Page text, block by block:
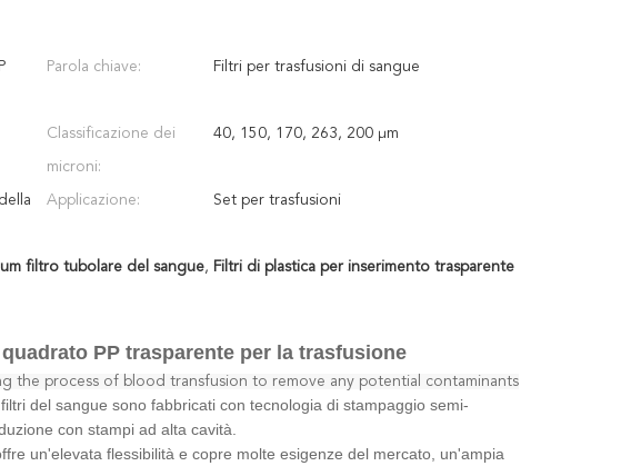
Parola chiave: Filtri per trasfusioni di sangue
Classificazione dei
microni:
40, 150, 170, 263, 200 μm
Applicazione: Set per trasfusioni
filtro tubolare del sangue, Filtri di plastica per inserimento trasparente
PP trasparente per la trasfusione
the process of blood transfusion to remove any potential contaminants
del sangue sono fabbricati con tecnologia di stampaggio semi-
con stampi ad alta cavità.
un'elevata flessibilità e copre molte esigenze del mercato, un'ampia